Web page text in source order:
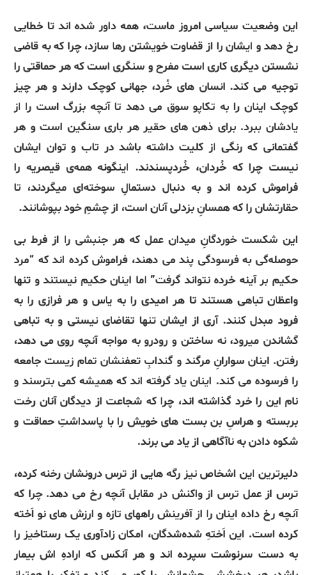
این وضعیت سیاسی امروز ماست، همه داور شده اند تا خطایی
رخ دهد و ایشان را از قضاوت خویشتن رها سازد، چرا که به قاضی
نشستن دیگری کاری است مفرح و سنگری است که هر حماقتی را
توجیه می کند. انسان های خُرد، جهانی کوچک دارند و هر چیز
کوچک اینان را به تکاپو سوق می دهد تا آنچه بزرگ است را از
یادشان ببرد. برای ذهن های حقیر هر باری سنگین است و هر
گفتمانی که رنگی از کلیت داشته باشد در تاب و توان ایشان
نیست چرا که خُردان، خُردپسندند. اینگونه همه‌ی قیصریه را
فراموش کرده اند و به دنبال دستمالِ سوخته‌ای میگردند، تا
حقارتشان را که همسانِ بزدلی آنان است، از چشمِ خود بپوشانند.
این شکست خوردگانِ میدان عمل که هر جنبشی را از فرط بی
حوصله‌گی به فرسودگی پند می دهند، فراموش کرده اند که “مرد
حکیم بر آینه خرده نتواند گرفت” اما اینان حکیم نیستند و تنها
واعظان تباهی هستند تا هر امیدی را به یاس و هر فرازی را به
فرود مبدل کنند. آری از ایشان تنها تقاضای نیستی و به تباهی
گشاندن میرود، نه ساختن و رودرو به مواجه آنچه روی می دهد،
رفتن. اینان سوارانِ مرگند و گندابِ تعفنشان تمام زیست جامعه
را فرسوده می کند. اینان یاد گرفته اند که همیشه کمی بترسند و
نام این را خرد گذاشته اند، چرا که شجاعت از دیدگان آنان رخت
بربسته و هراسِ بن بست های خویش را با پاسداشتِ حماقت و
شکوه دادن به ناآگاهی از یاد می برند.
دلیرترین این اشخاص نیز رگه هایی از ترس درونشان رخنه کرده،
ترس از عمل ترس از واکنش در مقابل آنچه رخ می دهد. چرا که
آنچه رخ داده اینان را از آفرینش راههای تازه و ارزش های نو اَخته
کرده است. این اَختهِ شده‌شدگان، امکان زادآوری یک رستاخیز را
به دست سرنوشت سپرده اند و هر آنکس که ارادهِ اش بیمار